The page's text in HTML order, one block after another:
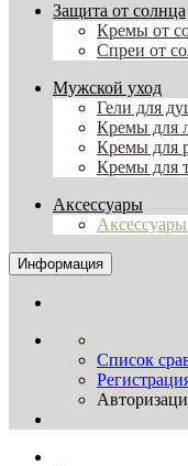
Защита от солнца
Кремы от
Спреи от
Мужской уход
Гели для
Кремы для
Кремы для
Кремы для
Аксессуары
Аксессуары
Информация
Список